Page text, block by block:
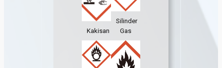
Kakisan
Silinder
Gas